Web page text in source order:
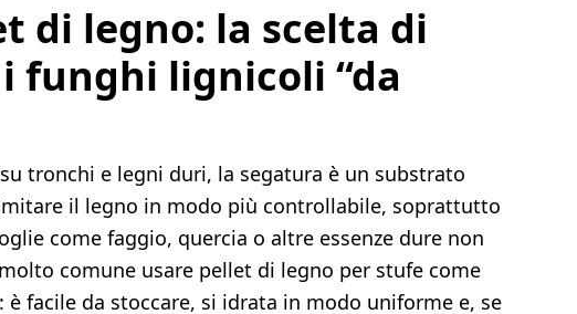
di legno: la scelta di
funghi lignicoli “da
tronchi e legni duri, la segatura è un substrato
il legno in modo più controllabile, soprattutto
come faggio, quercia o altre essenze dure non
comune usare pellet di legno per stufe come
è facile da stoccare, si idrata in modo uniforme e, se